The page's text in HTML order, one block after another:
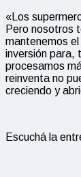
«Los
Pero nosotros
mantenemos
inversión para,
procesamos
reinventa no
creciendo y
Escuchá la